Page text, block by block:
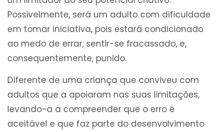
Possivelmente, será um adulto com dificuldade
em tomar iniciativa, pois estará condicionado
ao medo de errar, sentir-se fracassado, e,
consequentemente, punido.
Diferente de uma criança que conviveu com
adultos que a apoiaram nas suas limitações,
levando-a a compreender que o erro é
aceitável e que faz parte do desenvolvimento